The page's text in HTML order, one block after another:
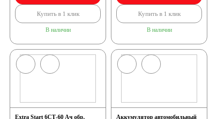
Купить в 1 клик
В наличии
Купить в 1 клик
В наличии
Extra Start 6СТ-60 Ач обр. Аккумулятор автомобильный